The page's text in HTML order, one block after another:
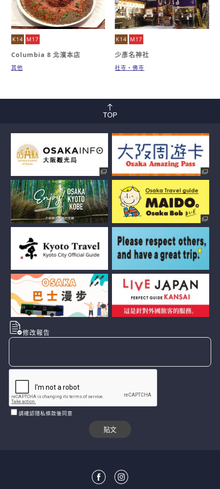
K14 M17
Columbia 8 北濱本店
其他
K14 M17
少彥名神社
社寺・佛寺
修改報告
請確認隱私條款後同意